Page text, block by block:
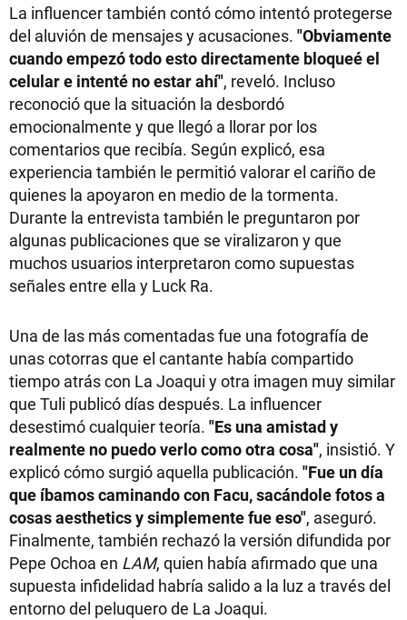
La influencer también contó cómo intentó protegerse
del aluvión de mensajes y acusaciones. "Obviamente
cuando empezó todo esto directamente bloqueé el
celular e intenté no estar ahí", reveló. Incluso
reconoció que la situación la desbordó
emocionalmente y que llegó a llorar por los
comentarios que recibía. Según explicó, esa
experiencia también le permitió valorar el cariño de
quienes la apoyaron en medio de la tormenta.
Durante la entrevista también le preguntaron por
algunas publicaciones que se viralizaron y que
muchos usuarios interpretaron como supuestas
señales entre ella y Luck Ra.
Una de las más comentadas fue una fotografía de
unas cotorras que el cantante había compartido
tiempo atrás con La Joaqui y otra imagen muy similar
que Tuli publicó días después. La influencer
desestimó cualquier teoría. "Es una amistad y
realmente no puedo verlo como otra cosa", insistió. Y
explicó cómo surgió aquella publicación. "Fue un día
que íbamos caminando con Facu, sacándole fotos a
cosas aesthetics y simplemente fue eso", aseguró.
Finalmente, también rechazó la versión difundida por
Pepe Ochoa en LAM, quien había afirmado que una
supuesta infidelidad habría salido a la luz a través del
entorno del peluquero de La Joaqui.